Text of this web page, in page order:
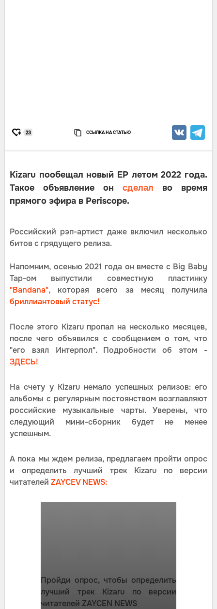
23 ССЫЛКА НА СТАТЬЮ
Kizaru пообещал новый EP летом 2022 года.
Такое объявление он сделал во время
прямого эфира в Periscope.
Российский рэп-артист даже включил несколько
битов с грядущего релиза.
Напомним, осенью 2021 года он вместе с Big Baby
Tap-ом выпустили совместную пластинку
"Bandana", которая всего за месяц получила
бриллиантовый статус!
После этого Kizaru пропал на несколько месяцев,
после чего объявился с сообщением о том, что
"его взял Интерпол". Подробности об этом -
ЗДЕСЬ!
На счету у Kizaru немало успешных релизов: его
альбомы с регулярным постоянством возглавляют
российские музыкальные чарты. Уверены, что
следующий мини-сборник будет не менее
успешным.
А пока мы ждем релиза, предлагаем пройти опрос
и определить лучший трек Kizaru по версии
читателей ZAYCEV NEWS:
Пройди опрос, чтобы определить
лучший трек Kizaru по версии
читателей ZAYCEN NEWS